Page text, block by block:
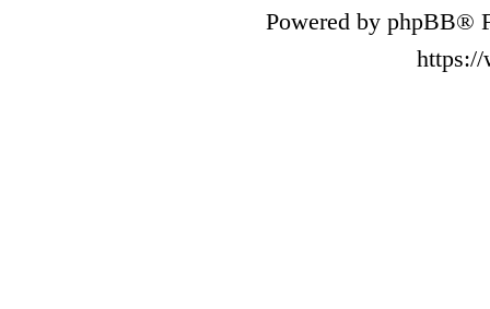
Powered by phpBB®
https://